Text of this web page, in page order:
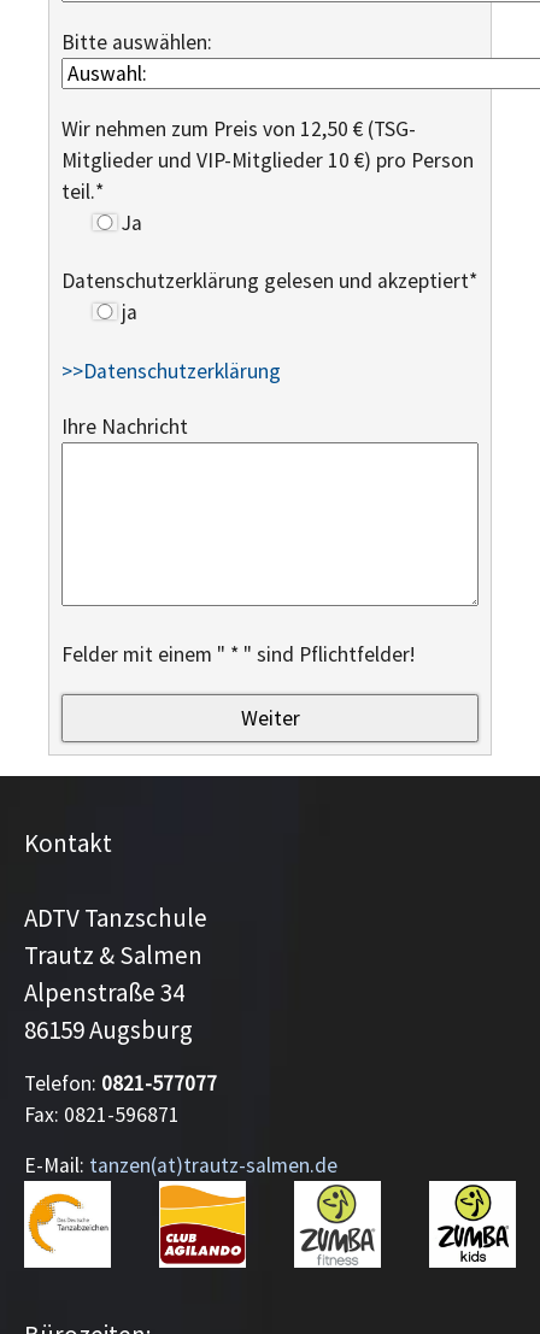
Bitte auswählen:
Wir nehmen zum Preis von 12,50 € (TSG-
Mitglieder und VIP-Mitglieder 10 €) pro Person
teil.*
Ja
Datenschutzerklärung gelesen und akzeptiert*
ja
>>Datenschutzerklärung
Ihre Nachricht
Felder mit einem " * " sind Pflichtfelder!
Kontakt
ADTV Tanzschule
Trautz & Salmen
Alpenstraße 34
86159 Augsburg
Telefon: 0821-577077
Fax: 0821-596871
E-Mail: tanzen(at)trautz-salmen.de